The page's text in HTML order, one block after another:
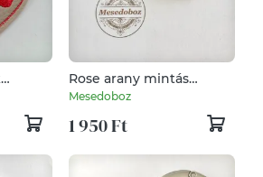
Rose arany mintás
táskaakasztó
Mesedoboz
1 950 Ft